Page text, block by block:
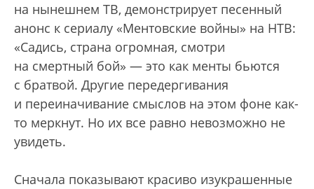
на нынешнем ТВ, демонстрирует песенный
анонс к сериалу «Ментовские войны» на НТВ:
«Садись, страна огромная, смотри
на смертный бой» — это как менты бьются
с братвой. Другие передергивания
и переиначивание смыслов на этом фоне как-
то меркнут. Но их все равно невозможно не
увидеть.
Сначала показывают красиво изукрашенные